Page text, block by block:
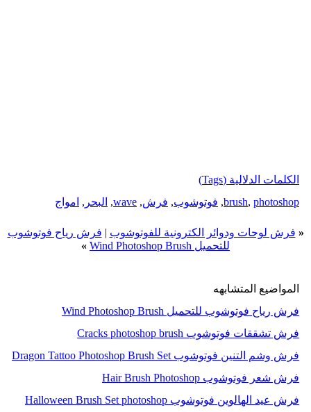
الكلمات الدلالية (Tags)
brush, photoshop
, فوتوشوب, فرش,
wave
, البحر , امواج
« فرش لوحات ودوائر الكترونية للفوتوشوب | فرش رياح فوتوشوب
للتحميل Wind Photoshop Brush
»
المواضيع المتشابهه
فرش رياح فوتوشوب للتحميل Wind Photoshop Brush
فرش تشققات فوتوشوب Cracks photoshop brush
فرش وشم التنين فوتوشوب Dragon Tattoo Photoshop Brush Set
فرش شعر فوتوشوب Hair Brush Photoshop
فرش عيد الهالوين فوتوشوب Halloween Brush Set photoshop